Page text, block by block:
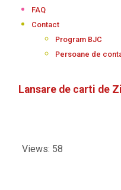
FAQ
Contact
Program BJC
Persoane de
Lansare de carti de
Views: 58